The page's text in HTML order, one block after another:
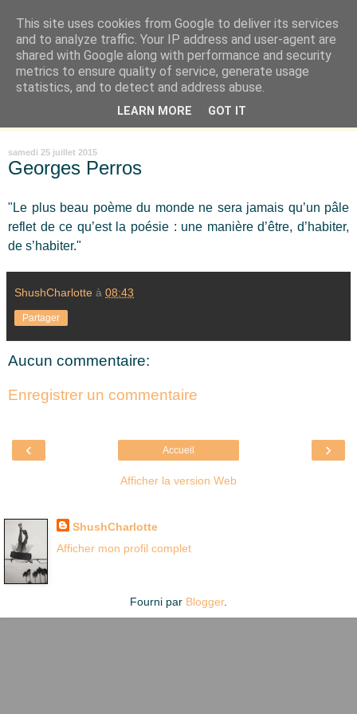
Là où je suis née
"Les temps sont durs pour les rêveurs" mais shush shush,
j'ai le cœur à l'affût et j'ouvre mon carnet de peau. « Soyez
vous-même, tous les autres sont déjà pris. » Oscar Wilde
samedi 25 juillet 2015
Georges Perros
"Le plus beau poème du monde ne sera jamais qu’un pâle
reflet de ce qu’est la poésie : une manière d’être, d’habiter,
de s’habiter."
ShushCharlotte à 08:43
Partager
Aucun commentaire:
Enregistrer un commentaire
‹ ›
Accueil
Afficher la version Web
ShushCharlotte
Afficher mon profil complet
Fourni par Blogger.
This site uses cookies from Google to deliver its services
and to analyze traffic. Your IP address and user-agent are
shared with Google along with performance and security
metrics to ensure quality of service, generate usage
statistics, and to detect and address abuse.
LEARN MORE GOT IT